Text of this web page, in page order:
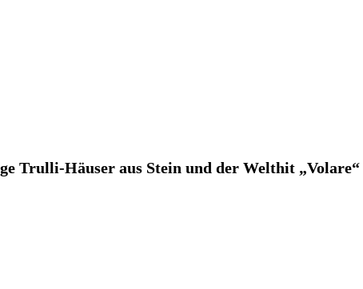
Trulli-Häuser aus Stein und der Welthit